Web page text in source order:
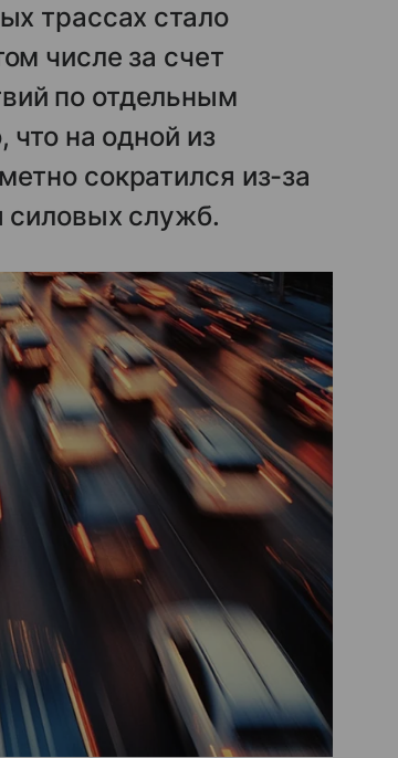
трассах стало
числе за счет
по отдельным
на одной из
сократился из-за
силовых служб.